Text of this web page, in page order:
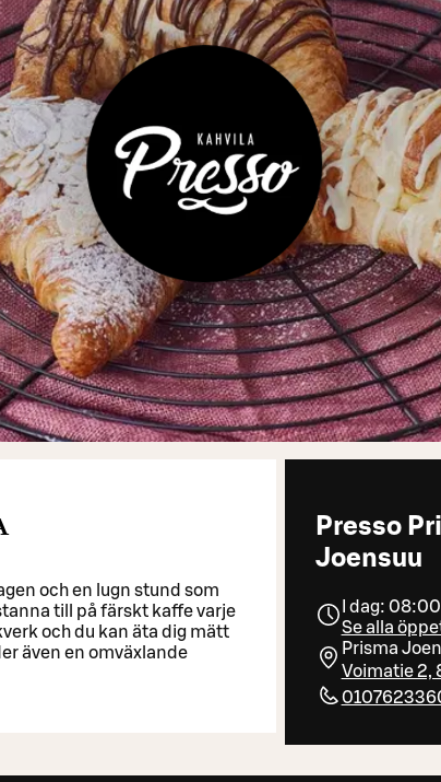
Presso
Joensuu
I dag:
Se alla
Prisma
Voimatie 2,
och en lugn stund som
till på färskt kaffe varje
och du kan äta dig mätt
även en omväxlande